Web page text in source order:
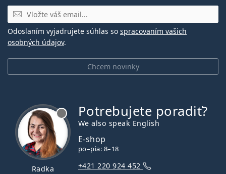
E-mail
Chcem novinky
Odoslaním vyjadrujete súhlas so spracovaním vašich
osobných údajov.
Radka
Potrebujete poradiť?
We also speak English
E-shop
po–pia: 8–18
+421 220 924 452